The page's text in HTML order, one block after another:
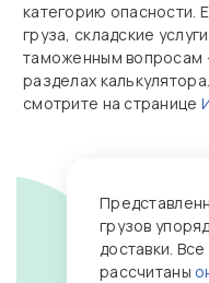
категорию опасности.
груза, складские
таможенным вопросам
разделах
смотрите на странице
грузов
доставки.
рассчитаны